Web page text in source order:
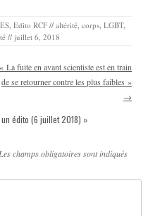
Edito RCF // altérité corps LGBT,
// juillet 6, 2018
« La fuite en avant scientiste est en train
de se retourner contre les plus faibles »
→
un édito (6 juillet 2018) »
Les champs obligatoires sont indiqués